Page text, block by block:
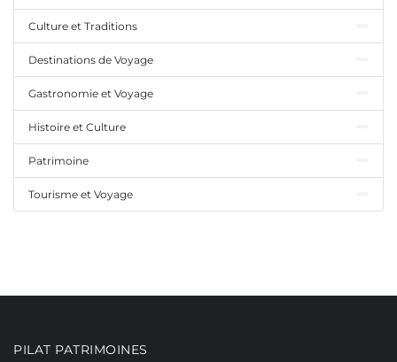
Culture et Traditions
Destinations de Voyage
Gastronomie et Voyage
Histoire et Culture
Patrimoine
Tourisme et Voyage
PILAT PATRIMOINES